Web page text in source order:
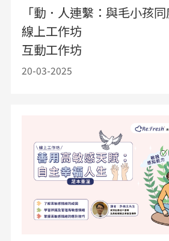
「動．人連繫：與毛小孩同
線上工作坊
互動工作坊
20-03-2025